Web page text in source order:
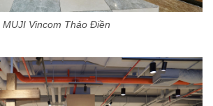
MUJI Vincom Thảo Điền